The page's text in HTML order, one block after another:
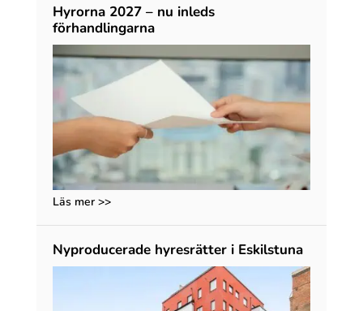
Hyrorna 2027 – nu inleds
förhandlingarna
Läs mer >>
Nyproducerade hyresrätter i Eskilstuna